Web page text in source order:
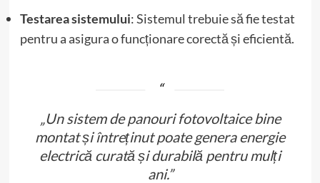
Testarea sistemului: Sistemul trebuie să fie testat
pentru a asigura o funcționare corectă și eficientă.
„Un sistem de panouri fotovoltaice bine
montat și întreținut poate genera energie
electrică curată și durabilă pentru mulți
ani.”